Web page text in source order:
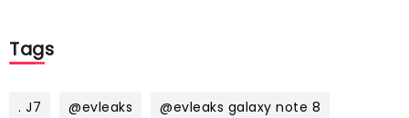
Tags
. J7 @evleaks
@evleaks galaxy note 8